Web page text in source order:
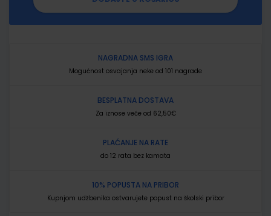
NAGRADNA SMS IGRA
Mogućnost osvajanja neke od 101 nagrade
BESPLATNA DOSTAVA
Za iznose veće od 62,50€
PLAĆANJE NA RATE
do 12 rata bez kamata
10% POPUSTA NA PRIBOR
Kupnjom udžbenika ostvarujete popust na školski pribor